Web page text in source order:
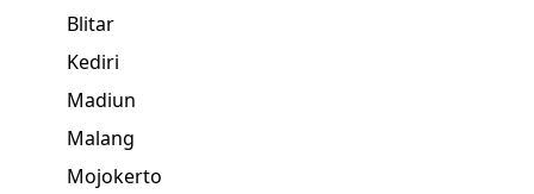
Blitar
Kediri
Madiun
Malang
Mojokerto